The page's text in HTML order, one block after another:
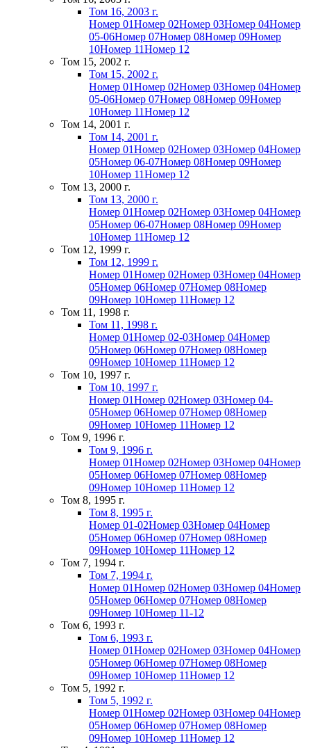
Том 16, 2003 г.
Номер 01Номер 02Номер 03Номер 04Номер
05-06Номер 07Номер 08Номер 09Номер
10Номер 11Номер 12
Том 15, 2002 г.
Том 15, 2002 г.
Номер 01Номер 02Номер 03Номер 04Номер
05-06Номер 07Номер 08Номер 09Номер
10Номер 11Номер 12
Том 14, 2001 г.
Том 14, 2001 г.
Номер 01Номер 02Номер 03Номер 04Номер
05Номер 06-07Номер 08Номер 09Номер
10Номер 11Номер 12
Том 13, 2000 г.
Том 13, 2000 г.
Номер 01Номер 02Номер 03Номер 04Номер
05Номер 06-07Номер 08Номер 09Номер
10Номер 11Номер 12
Том 12, 1999 г.
Том 12, 1999 г.
Номер 01Номер 02Номер 03Номер 04Номер
05Номер 06Номер 07Номер 08Номер
09Номер 10Номер 11Номер 12
Том 11, 1998 г.
Том 11, 1998 г.
Номер 01Номер 02-03Номер 04Номер
05Номер 06Номер 07Номер 08Номер
09Номер 10Номер 11Номер 12
Том 10, 1997 г.
Том 10, 1997 г.
Номер 01Номер 02Номер 03Номер 04-
05Номер 06Номер 07Номер 08Номер
09Номер 10Номер 11Номер 12
Том 9, 1996 г.
Том 9, 1996 г.
Номер 01Номер 02Номер 03Номер 04Номер
05Номер 06Номер 07Номер 08Номер
09Номер 10Номер 11Номер 12
Том 8, 1995 г.
Том 8, 1995 г.
Номер 01-02Номер 03Номер 04Номер
05Номер 06Номер 07Номер 08Номер
09Номер 10Номер 11Номер 12
Том 7, 1994 г.
Том 7, 1994 г.
Номер 01Номер 02Номер 03Номер 04Номер
05Номер 06Номер 07Номер 08Номер
09Номер 10Номер 11-12
Том 6, 1993 г.
Том 6, 1993 г.
Номер 01Номер 02Номер 03Номер 04Номер
05Номер 06Номер 07Номер 08Номер
09Номер 10Номер 11Номер 12
Том 5, 1992 г.
Том 5, 1992 г.
Номер 01Номер 02Номер 03Номер 04Номер
05Номер 06Номер 07Номер 08Номер
09Номер 10Номер 11Номер 12